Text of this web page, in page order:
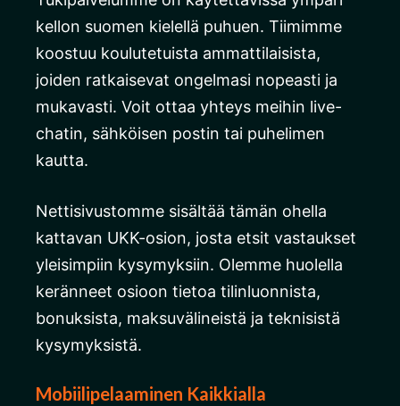
kellon suomen kielellä puhuen. Tiimimme
koostuu koulutetuista ammattilaisista,
joiden ratkaisevat ongelmasi nopeasti ja
mukavasti. Voit ottaa yhteys meihin live-
chatin, sähköisen postin tai puhelimen
kautta.
Nettisivustomme sisältää tämän ohella
kattavan UKK-osion, josta etsit vastaukset
yleisimpiin kysymyksiin. Olemme huolella
keränneet osioon tietoa tilinluonnista,
bonuksista, maksuvälineistä ja teknisistä
kysymyksistä.
Mobiilipelaaminen Kaikkialla